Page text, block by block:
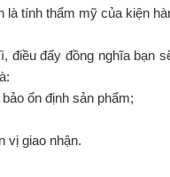
là tính thẩm mỹ của kiện
đấy đồng nghĩa bạn
ổn định sản phẩm;
vị giao nhận.